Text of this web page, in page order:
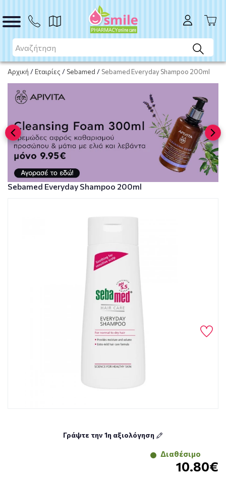
Αρχική /Εταιρίες / Sebamed / Sebamed Everyday Shampoo 200ml
ΑΓΟΡΑ
Sebamed Everyday Shampoo 200ml
Γράψτε την 1η αξιολόγηση
Διαθέσιμο
10.80€